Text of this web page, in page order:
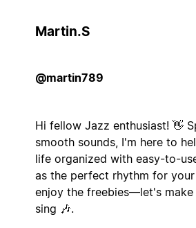
Martin.S
@martin789
Hi fellow Jazz enthusiast! 👋
smooth sounds, I'm here to
life organized with easy-to-
as the perfect rhythm for
enjoy the freebies—let's
sing 🎶.